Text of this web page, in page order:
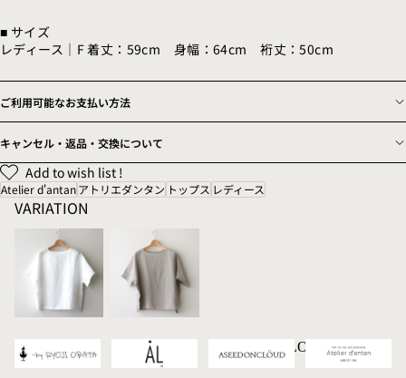
■ サイズ
レディース｜F 着丈：59cm 身幅：64cm 裄丈：50cm
ご利用可能なお支払い方法
キャンセル・返品・交換について
Add to wish list !
Atelier d'antanアトリエダンタン トップス レディース
VARIATION
-by RYOJI
OBATA
ASEEDONCLOUDAtelier d'antan